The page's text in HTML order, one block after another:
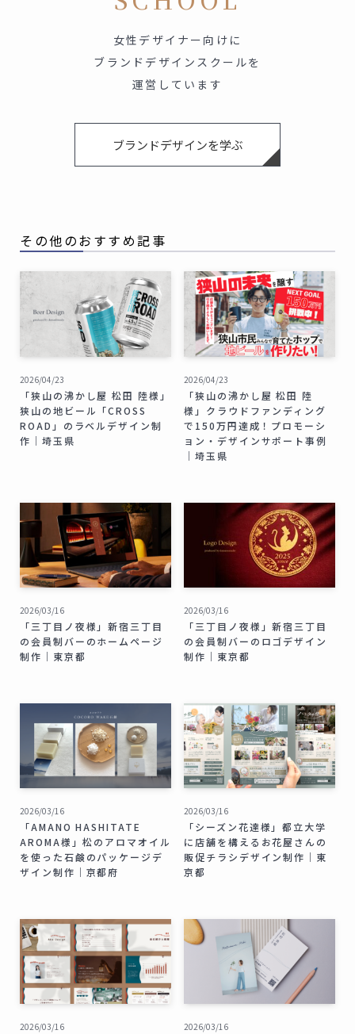
女性デザイナー向けに
ブランドデザインスクールを
運営しています
ブランドデザインを学ぶ
その他のおすすめ記事
「狭山の沸かし屋 松田 陸様」
狭山の地ビール「CROSS
ROAD」のラベルデザイン制
作｜埼玉県
2026/04/23
「狭山の沸かし屋 松田 陸
様」クラウドファンディング
で150万円達成！プロモーシ
ョン・デザインサポート事例
｜埼玉県
2026/04/23
「三丁目ノ夜様」新宿三丁目
の会員制バーのホームページ
制作｜東京都
2026/03/16
「三丁目ノ夜様」新宿三丁目
の会員制バーのロゴデザイン
制作｜東京都
2026/03/16
「AMANO HASHITATE
AROMA様」松のアロマオイル
を使った石鹸のパッケージデ
ザイン制作｜京都府
2026/03/16
「シーズン花達様」都立大学
に店舗を構えるお花屋さんの
販促チラシデザイン制作｜東
京都
2026/03/16
2026/03/16 2026/03/16